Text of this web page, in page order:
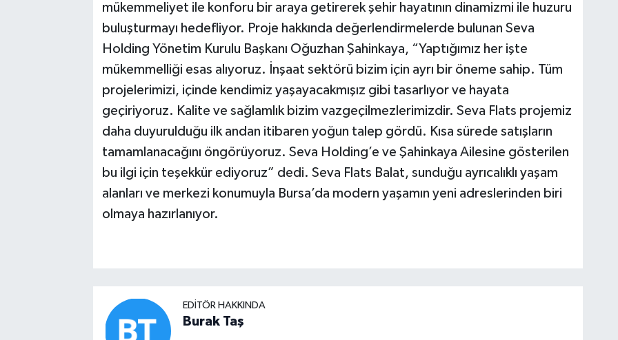
mükemmeliyet ile konforu bir araya getirerek şehir hayatının dinamizmi ile huzuru
buluşturmayı hedefliyor. Proje hakkında değerlendirmelerde bulunan Seva
Holding Yönetim Kurulu Başkanı Oğuzhan Şahinkaya, “Yaptığımız her işte
mükemmelliği esas alıyoruz. İnşaat sektörü bizim için ayrı bir öneme sahip. Tüm
projelerimizi, içinde kendimiz yaşayacakmışız gibi tasarlıyor ve hayata
geçiriyoruz. Kalite ve sağlamlık bizim vazgeçilmezlerimizdir. Seva Flats projemiz
daha duyurulduğu ilk andan itibaren yoğun talep gördü. Kısa sürede satışların
tamamlanacağını öngörüyoruz. Seva Holding’e ve Şahinkaya Ailesine gösterilen
bu ilgi için teşekkür ediyoruz” dedi. Seva Flats Balat, sunduğu ayrıcalıklı yaşam
alanları ve merkezi konumuyla Bursa’da modern yaşamın yeni adreslerinden biri
olmaya hazırlanıyor.
EDITÖR HAKKINDA
Burak Taş